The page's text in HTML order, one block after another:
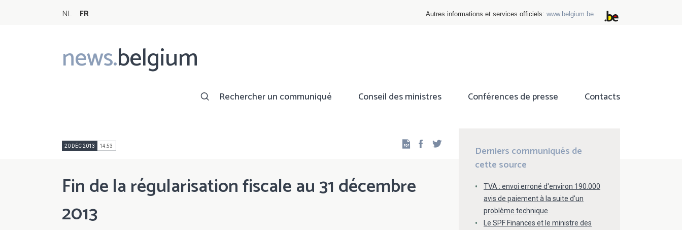
NL FR Autres informations et services officiels: www.belgium.be
news.belgium
Main
navigation
Rechercher un communiqué Conseil des ministres Conférences de presse Contacts
20 DÉC 2013 14:53 Facebook
Fin de la régularisation fiscale au 31 décembre
2013
Derniers communiqués de
cette source
TVA : envoi erroné d'environ 190.000
avis de paiement à la suite d'un
problème technique
Le SPF Finances et le ministre des